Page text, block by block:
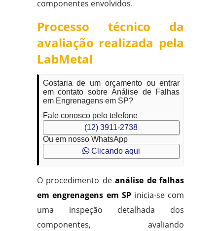
componentes envolvidos.
Processo técnico da
avaliação realizada pela
LabMetal
Gostaria de um orçamento ou entrar
em contato sobre Análise de Falhas
em Engrenagens em SP?
Fale conosco pelo telefone
(12) 3911-2738
Ou em nosso WhatsApp
Clicando aqui
O procedimento deanálise de falhas
em engrenagens em SP inicia-se com
uma inspeção detalhada dos
componentes, avaliando